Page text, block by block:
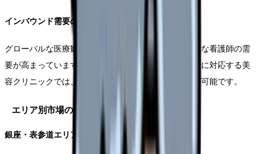
インバウンド需要の変化
グローバルな医療観光の再開に伴い、多言語対応可能な看護師の需
要が高まっています。特に高級志向の海外からの患者に対応する美
容クリニックでは、語学力を活かしたキャリア形成が可能です。
エリア別市場の特徴と求人傾向
銀座・表参道エリアの特性